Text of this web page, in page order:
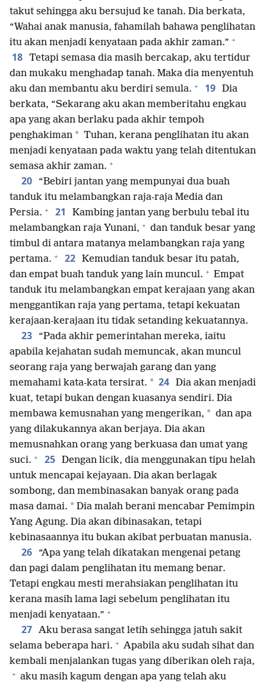
takut sehingga aku bersujud ke tanah. Dia berkata,
“Wahai anak manusia, fahamilah bahawa penglihatan
itu akan menjadi kenyataan pada akhir zaman.” +
18 Tetapi semasa dia masih bercakap, aku tertidur
dan mukaku menghadap tanah. Maka dia menyentuh
aku dan membantu aku berdiri semula. + 19 Dia
berkata, “Sekarang aku akan memberitahu engkau
apa yang akan berlaku pada akhir tempoh
penghakiman * Tuhan, kerana penglihatan itu akan
menjadi kenyataan pada waktu yang telah ditentukan
semasa akhir zaman. +
20
“Bebiri jantan yang mempunyai dua buah
tanduk itu melambangkan raja-raja Media dan
Persia. + 21
Kambing jantan yang berbulu tebal itu
melambangkan raja Yunani, + dan tanduk besar yang
timbul di antara matanya melambangkan raja yang
pertama. + 22 Kemudian tanduk besar itu patah,
dan empat buah tanduk yang lain muncul. + Empat
tanduk itu melambangkan empat kerajaan yang akan
menggantikan raja yang pertama, tetapi kekuatan
kerajaan-kerajaan itu tidak setanding kekuatannya.
23
“Pada akhir pemerintahan mereka, iaitu
apabila kejahatan sudah memuncak, akan muncul
seorang raja yang berwajah garang dan yang
memahami kata-kata tersirat. * 24 Dia akan menjadi
kuat, tetapi bukan dengan kuasanya sendiri. Dia
membawa kemusnahan yang mengerikan, * dan apa
yang dilakukannya akan berjaya. Dia akan
memusnahkan orang yang berkuasa dan umat yang
suci. + 25 Dengan licik, dia menggunakan tipu helah
untuk mencapai kejayaan. Dia akan berlagak
sombong, dan membinasakan banyak orang pada
masa damai. * Dia malah berani mencabar Pemimpin
Yang Agung. Dia akan dibinasakan, tetapi
kebinasaannya itu bukan akibat perbuatan manusia.
26
“Apa yang telah dikatakan mengenai petang
dan pagi dalam penglihatan itu memang benar.
Tetapi engkau mesti merahsiakan penglihatan itu
kerana masih lama lagi sebelum penglihatan itu
menjadi kenyataan.” +
27 Aku berasa sangat letih sehingga jatuh sakit
selama beberapa hari. + Apabila aku sudah sihat dan
kembali menjalankan tugas yang diberikan oleh raja,
+ aku masih kagum dengan apa yang telah aku